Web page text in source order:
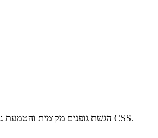
Carrd מספקת שלוש דרכים לשלוט בטיפוגרפיה: גופנים מובנים של Google, הגשת גופנים מקומית והטמעת גופנים מותאמים אישית דרך CSS.